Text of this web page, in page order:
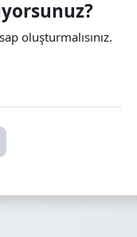
oluşturmalısınız.